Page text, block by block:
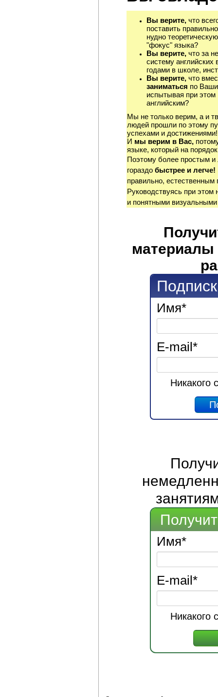
Вы верите, что
поставить
нудно
"фокус" языка?
Вы верите, что за
систему
годами в школе,
Вы верите, что
заниматься по
испытывая при этом
английским?
Мы не только верим, а и
людей прошли по этому
успехами и достижениями!
И мы верим в Вас,
языке, который на
Поэтому более простым
гораздо быстрее и легче!
правильно, естественным
Руководствуясь при
и понятными
материалы
Имя*
E-mail*
Никакого
Имя*
E-mail*
Никакого